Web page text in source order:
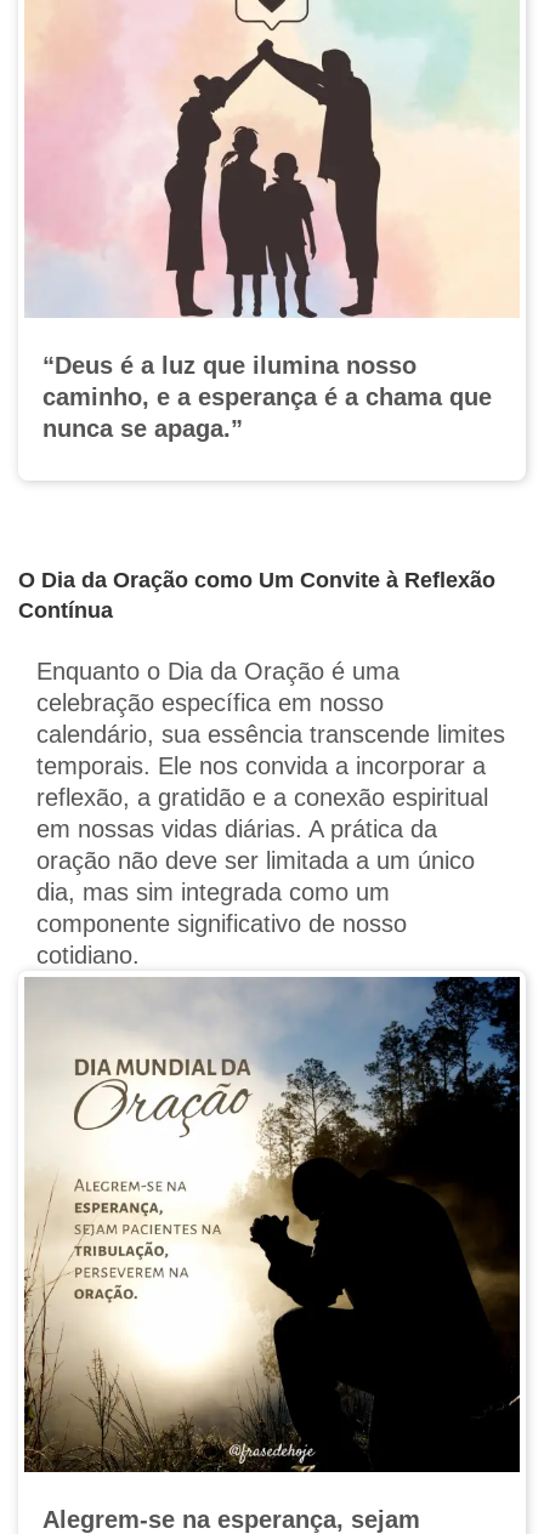
“Deus é a luz que ilumina nosso
caminho, e a esperança é a chama que
nunca se apaga.”
O Dia da Oração como Um Convite à Reflexão
Contínua
Enquanto o Dia da Oração é uma
celebração específica em nosso
calendário, sua essência transcende limites
temporais. Ele nos convida a incorporar a
reflexão, a gratidão e a conexão espiritual
em nossas vidas diárias. A prática da
oração não deve ser limitada a um único
dia, mas sim integrada como um
componente significativo de nosso
cotidiano.
Alegrem-se na esperança, sejam